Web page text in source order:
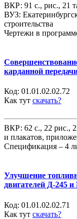
ВКР: 91 с., рис., 21
ВУЗ:
строительства
Чертежи в
карданной
Код: 01.01.02.02.72
Как тут скачать?
ВКР: 62 с., 22 рис.,
и плакатов,
Спецификация – 4
Улучшение
двигателей Д-245
Код: 01.01.02.02.71
Как тут скачать?